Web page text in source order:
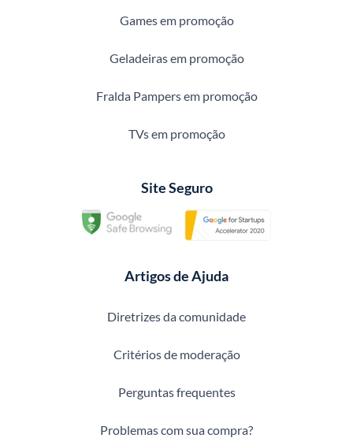
Games em promoção
Geladeiras em promoção
Fralda Pampers em promoção
TVs em promoção
Site Seguro
Artigos de Ajuda
Diretrizes da comunidade
Critérios de moderação
Perguntas frequentes
Problemas com sua compra?